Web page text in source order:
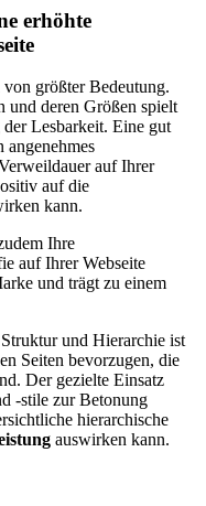
erhöhte
von größter Bedeutung.
und deren Größen spielt
der Lesbarkeit. Eine gut
auf Ihrer
auf die
kann.
Ihre
auf Ihrer Webseite
und trägt zu einem
und Hierarchie ist
Seiten bevorzugen, die
Der gezielte Einsatz
-stile zur Betonung
hierarchische
auswirken kann.